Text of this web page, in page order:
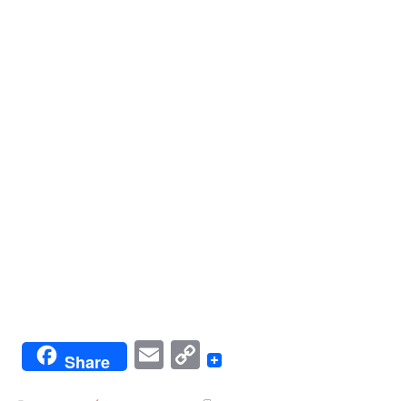
Share EmailCopy